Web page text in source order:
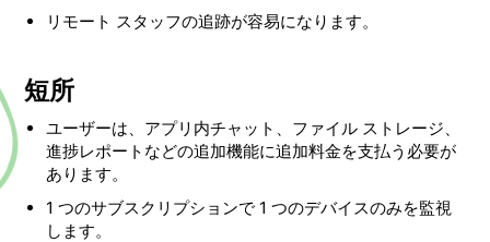
リモート スタッフの追跡が容易になります。
短所
ユーザーは、アプリ内チャット、ファイル ストレージ、
進捗レポートなどの追加機能に追加料金を支払う必要が
あります。
1 つのサブスクリプションで 1 つのデバイスのみを監視
します。